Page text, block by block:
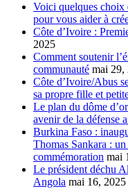
Voici quelques choix
pour vous aider à
Côte d’Ivoire :
2025
Comment soutenir
communauté mai 29,
Côte d’Ivoire/Abus
sa propre fille et
Le plan du dôme
avenir de la défense
Burkina Faso :
Thomas Sankara :
commémoration mai
Le président déchu
Angola mai 16, 2025